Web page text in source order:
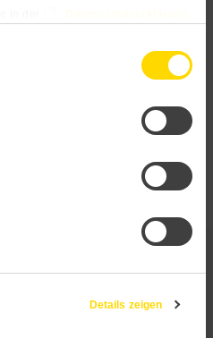
Details zeigen
Gerät häufig Verwendung in